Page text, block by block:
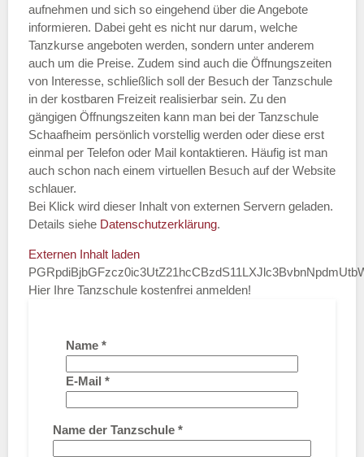
aufnehmen und sich so eingehend über die Angebote
informieren. Dabei geht es nicht nur darum, welche
Tanzkurse angeboten werden, sondern unter anderem
auch um die Preise. Zudem sind auch die Öffnungszeiten
von Interesse, schließlich soll der Besuch der Tanzschule
in der kostbaren Freizeit realisierbar sein. Zu den
gängigen Öffnungszeiten kann man bei der Tanzschule
Schaafheim persönlich vorstellig werden oder diese erst
einmal per Telefon oder Mail kontaktieren. Häufig ist man
auch schon nach einem virtuellen Besuch auf der Website
schlauer.
Bei Klick wird dieser Inhalt von externen Servern geladen.
Details siehe Datenschutzerklärung.
Externen Inhalt laden
Hier Ihre Tanzschule kostenfrei anmelden!
Name *
E-Mail *
Name der Tanzschule *